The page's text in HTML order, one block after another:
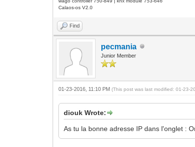
Calaos-os V2.0
Find
pecmania
Junior Member
01-23-2016, 11:10 PM(This post was last modified: 01-23-
diouk Wrote:
As tu la bonne adresse IP dans l'onglet :